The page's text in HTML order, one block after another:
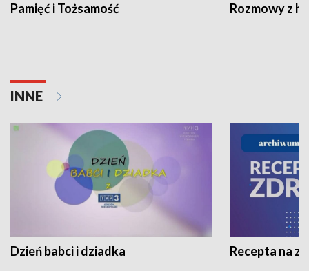
Pamięć i Tożsamość Rozmowy z
INNE
Dzień babci i dziadka Recepta na